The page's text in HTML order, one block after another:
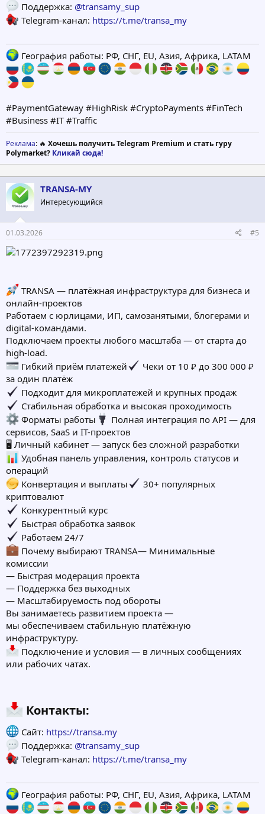
Поддержка: @transamy_sup
Telegram-канал: https://t.me/transa_my
География работы: РФ, СНГ, EU, Азия, Африка, LATAM
#PaymentGateway #HighRisk #CryptoPayments #FinTech
#Business #IT #Traffic
Реклама: 🔥 Хочешь получить Telegram Premium и стать гуру
Polymarket? Кликай сюда!
TRANSA-MY
Интересующийся
01.03.2026 #5
TRANSA — платёжная инфраструктура для бизнеса и
онлайн-проектов
Работаем с юрлицами, ИП, самозанятыми, блогерами и
digital-командами.
Подключаем проекты любого масштаба — от старта до
high-load.
Гибкий приём платежей
Чеки от 10 ₽ до 300 000 ₽
за один платёж
Подходит для микроплатежей и крупных продаж
Стабильная обработка и высокая проходимость
Форматы работы
Полная интеграция по API — для
сервисов, SaaS и IT-проектов
🖥 Личный кабинет — запуск без сложной разработки
Удобная панель управления, контроль статусов и
операций
Конвертация и выплаты
30+ популярных
криптовалют
Конкурентный курс
Быстрая обработка заявок
Работаем 24/7
Почему выбирают TRANSA— Минимальные
комиссии
— Быстрая модерация проекта
— Поддержка без выходных
— Масштабируемость под обороты
Вы занимаетесь развитием проекта —
мы обеспечиваем стабильную платёжную
инфраструктуру.
Подключение и условия — в личных сообщениях
или рабочих чатах.
Контакты:​
Сайт: https://transa.my
Поддержка: @transamy_sup
Telegram-канал: https://t.me/transa_my
География работы: РФ, СНГ, EU, Азия, Африка, LATAM